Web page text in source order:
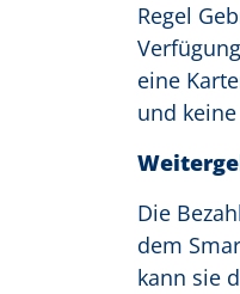
Regel
eine
und
Die
dem
kann sie